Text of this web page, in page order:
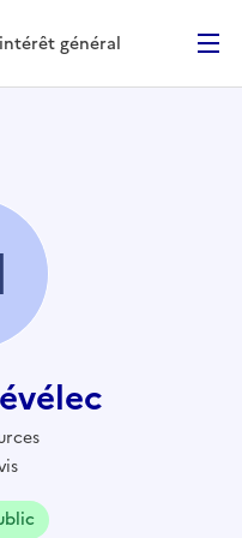
général- Retour à la
général
s
s